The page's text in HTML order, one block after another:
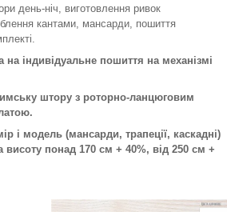
день-ніч, виготовлення ривок
кантами, мансарди, пошиття
індивідуальне пошиття на механізмі
штору з роторно-ланцюговим
і модель (мансарди, трапеції, каскадні)
понад 170 см + 40%, від 250 см +